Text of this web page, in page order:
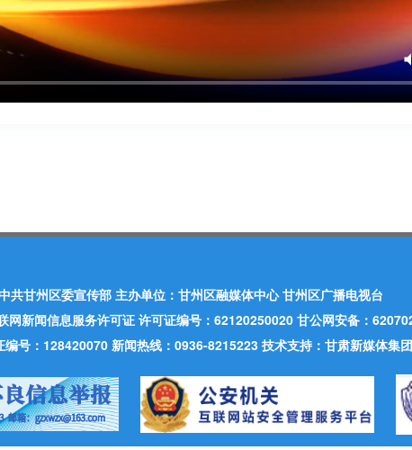
共甘州区委宣传部 主办单位：甘州区融媒体中心 甘州区广播电视台
网新闻信息服务许可证 许可证编号：62120250020 甘公网安备：
号：128420070 新闻热线：0936-8215223 技术支持：甘肃新媒体集